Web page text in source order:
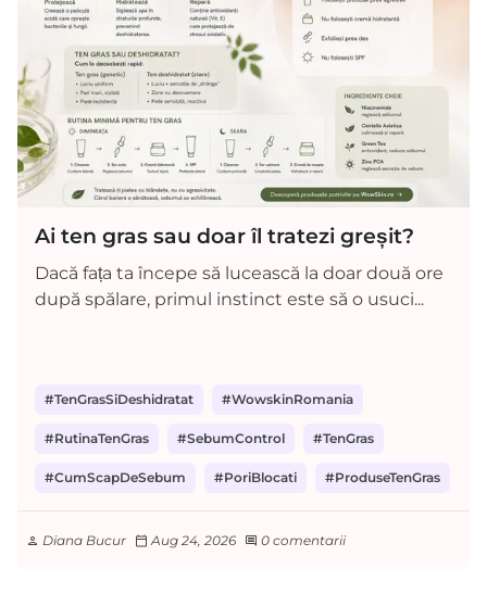
Ai ten gras sau doar îl tratezi greșit?
Dacă fața ta începe să lucească la doar două ore
după spălare, primul instinct este să o usuci...
#CumScapDeSebum #PoriBlocati #ProduseTenGras
#RutinaTenGras #SebumControl #TenGras
#TenGrasSiDeshidratat #WowskinRomania
person Diana Bucur calendar_today Aug 24, 2026 comment 0 comentarii